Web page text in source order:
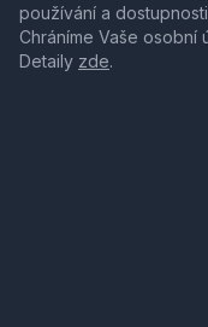
používání a
Chráníme Vaše osobní
Detaily zde.